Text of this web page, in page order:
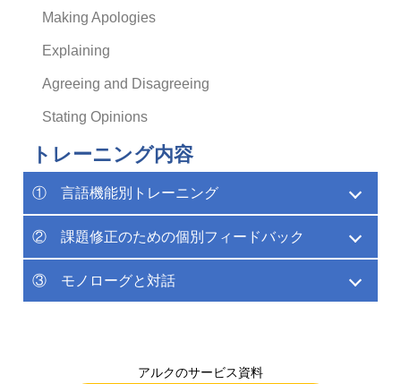
Making Apologies
Explaining
Agreeing and Disagreeing
Stating Opinions
トレーニング内容
① 言語機能別トレーニング
② 課題修正のための個別フィードバック
③ モノローグと対話
アルクのサービス資料